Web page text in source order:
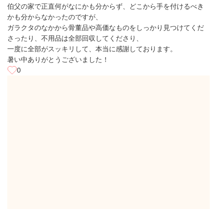
伯父の家で正直何がなにかも分からず、どこから手を付けるべき
かも分からなかったのですが、
ガラクタのなかから骨董品や高価なものをしっかり見つけてくだ
さったり、不用品は全部回収してくださり、
一度に全部がスッキリして、本当に感謝しております。
暑い中ありがとうございました！
0